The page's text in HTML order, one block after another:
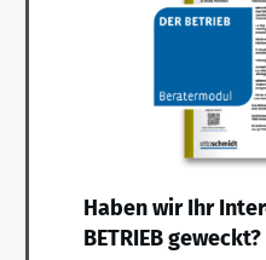
Haben wir Ihr
BETRIEB geweckt?